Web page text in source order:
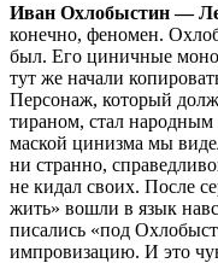
Иван Охлобыстин —
конечно, феномен.
был. Его циничные
тут же начали
Персонаж, который
тираном, стал
маской цинизма мы
ни странно,
не кидал своих. После
жить» вошли в язык
писались «под
импровизацию. И это